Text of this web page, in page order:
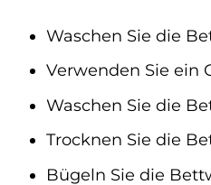
Waschen Sie die
Verwenden Sie ein
Waschen Sie die
Trocknen Sie die
Bügeln Sie die